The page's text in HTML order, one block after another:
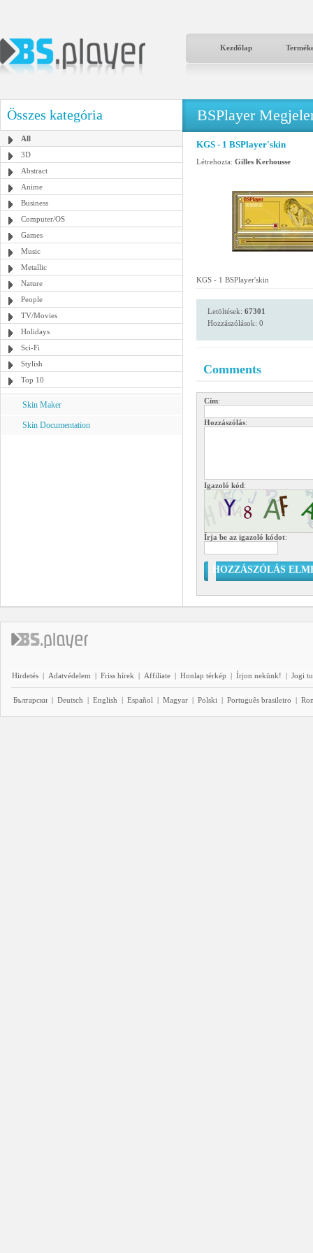
Kezdőlap
Összes kategória
All
3D
Abstract
Anime
Business
Computer/OS
Games
Music
Metallic
Nature
People
TV/Movies
Holidays
Sci-Fi
Stylish
Top 10
Skin Maker
Skin Documentation
BSPlayer
KGS - 1 BSPlayer'skin
Létrehozta: Gilles Kerhousse
KGS - 1 BSPlayer'skin
Letöltések: 67301
Hozzászólások: 0
Comments
Cím:
Hozzászólás:
Igazoló kód:
Írja be az igazoló kódot:
HOZZÁSZÓLÁS
Hirdetés | Adatvédelem | Friss hírek | Affiliate | Honlap térkép | Írjon nekünk! | Jogi
Български | Deutsch | English | Español | Magyar | Polski | Português brasileiro |